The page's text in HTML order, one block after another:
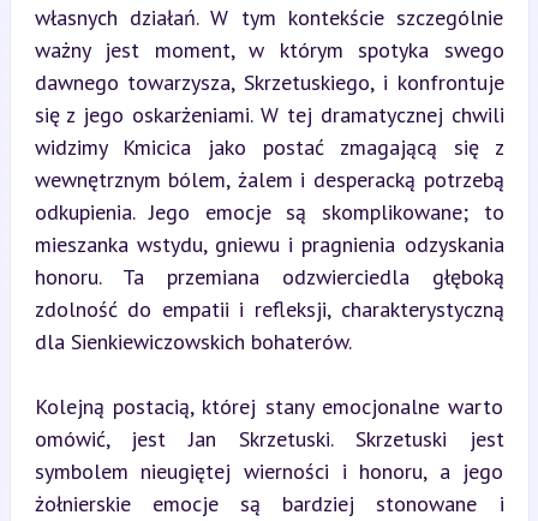
własnych działań. W tym kontekście szczególnie
ważny jest moment, w którym spotyka swego
dawnego towarzysza, Skrzetuskiego, i konfrontuje
się z jego oskarżeniami. W tej dramatycznej chwili
widzimy Kmicica jako postać zmagającą się z
wewnętrznym bólem, żalem i desperacką potrzebą
odkupienia. Jego emocje są skomplikowane; to
mieszanka wstydu, gniewu i pragnienia odzyskania
honoru. Ta przemiana odzwierciedla głęboką
zdolność do empatii i refleksji, charakterystyczną
dla Sienkiewiczowskich bohaterów.
Kolejną postacią, której stany emocjonalne warto
omówić, jest Jan Skrzetuski. Skrzetuski jest
symbolem nieugiętej wierności i honoru, a jego
żołnierskie emocje są bardziej stonowane i